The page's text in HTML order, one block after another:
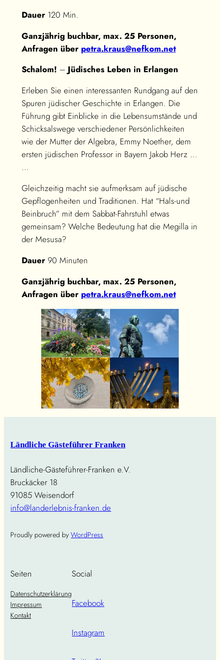
Dauer120 Min.
Ganzjährig buchbar, max. 25 Personen,
Anfragen über petra.kraus@nefkom.net
Schalom! – Jüdisches Leben in Erlangen
Erleben Sie einen interessanten Rundgang auf den
Spuren jüdischer Geschichte in Erlangen. Die
Führung gibt Einblicke in die Lebensumstände und
Schicksalswege verschiedener Persönlichkeiten
wie der Mutter der Algebra, Emmy Noether, dem
ersten jüdischen Professor in Bayern Jakob Herz …
…
Gleichzeitig macht sie aufmerksam auf jüdische
Gepflogenheiten und Traditionen. Hat “Hals-und
Beinbruch” mit dem Sabbat-Fahrstuhl etwas
gemeinsam? Welche Bedeutung hat die Megilla in
der Mesusa?
Dauer90 Minuten
Ganzjährig buchbar, max. 25 Personen,
Anfragen über petra.kraus@nefkom.net
Ländliche Gästeführer Franken
Ländliche-Gästeführer-Franken e.V.
Bruckäcker 18
91085 Weisendorf
info@landerlebnis-franken.de
Proudly powered byWordPress
Seiten
Datenschutzerklärung
Impressum
Kontakt
Social
Facebook
Instagram